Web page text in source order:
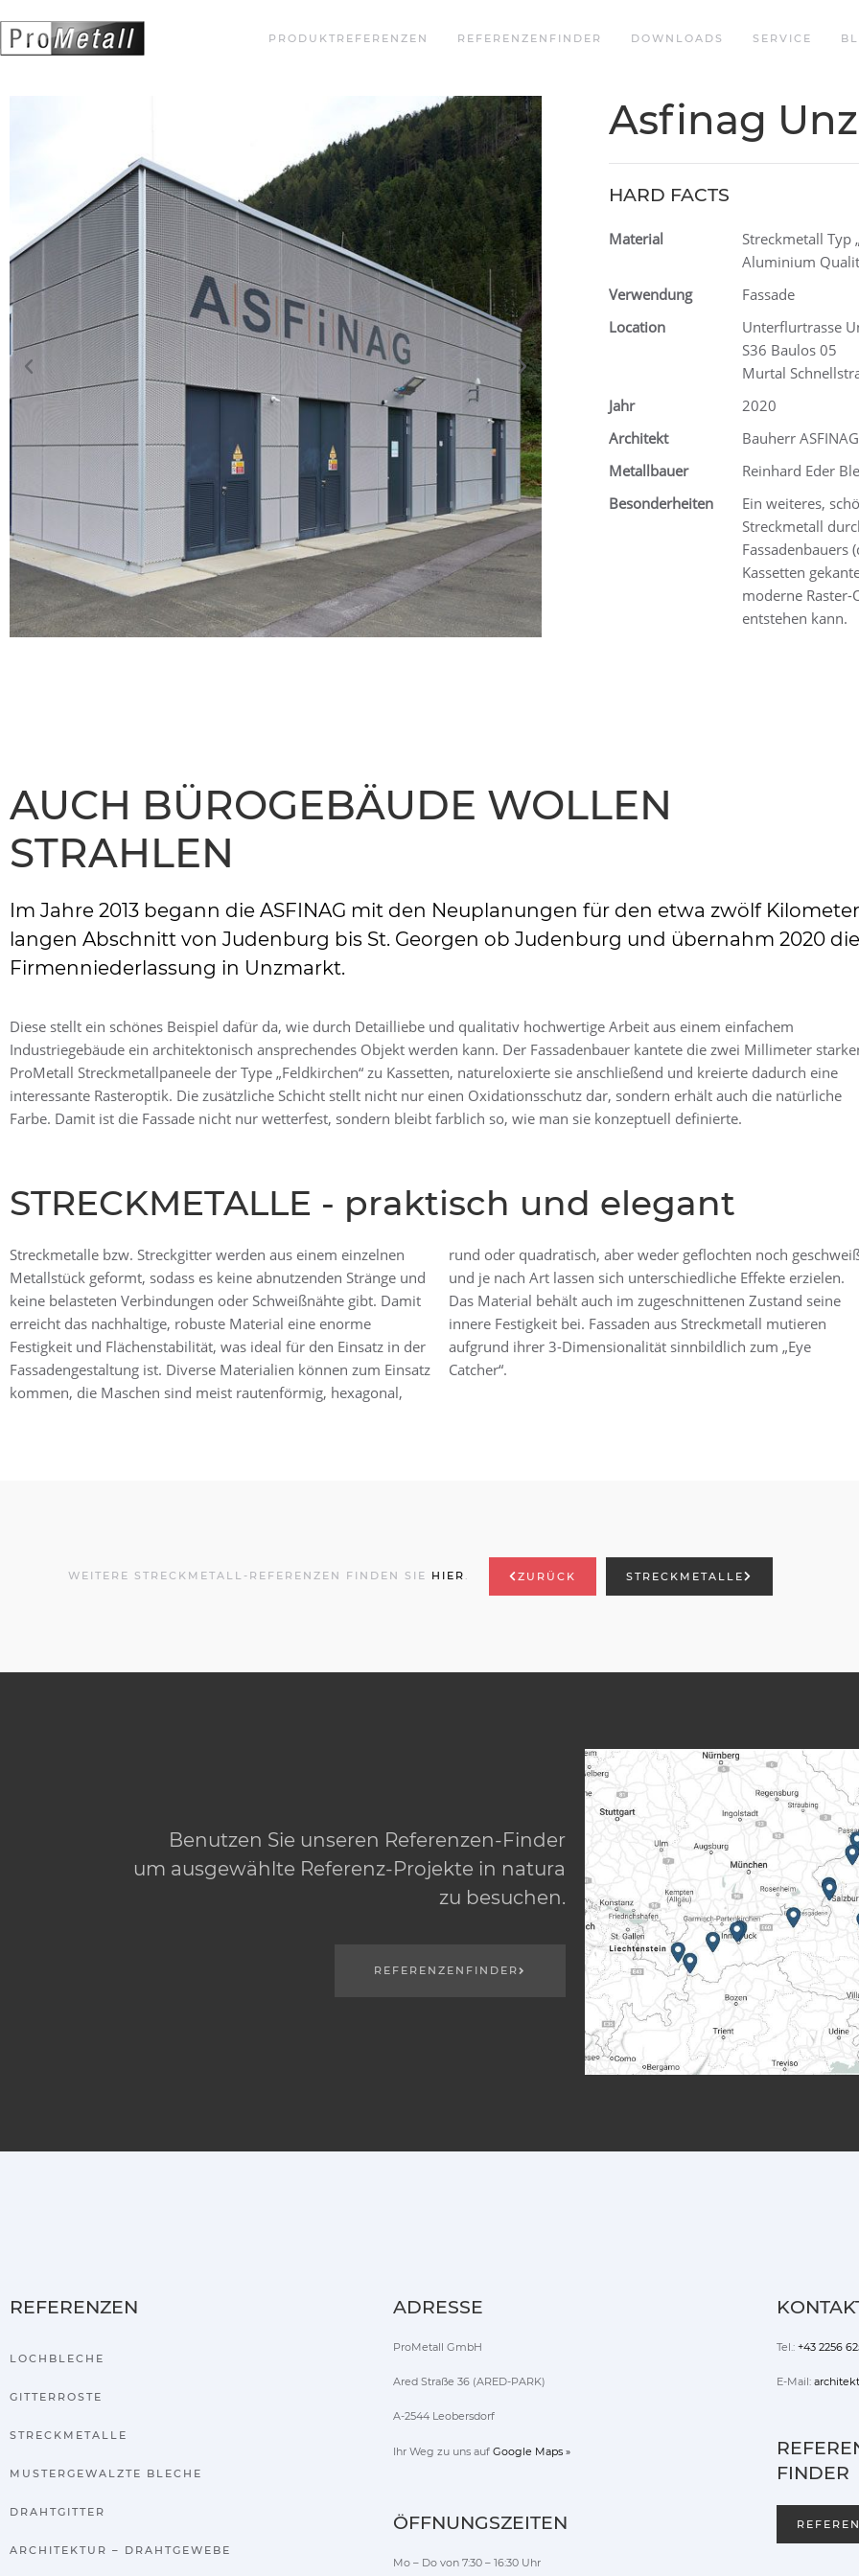
PRODUKTREFERENZEN REFERENZENFINDER DOWNLOADS SERVICE
Asfinag
HARD FACTS
Material
Streckmetall Typ
Aluminium
Verwendung
Fassade
Location
Unterflurtrasse
S36 Baulos 05
Murtal
Jahr
2020
Architekt
Bauherr ASFINAG
Metallbauer
Reinhard Eder
Besonderheiten
Ein weiteres,
Streckmetall
Fassadenbauers
Kassetten
moderne
entstehen kann.
AUCH BÜROGEBÄUDE WOLLEN
STRAHLEN
Im Jahre 2013 begann die ASFINAG mit den Neuplanungen für den etwa zwölf Kilometer
langen Abschnitt von Judenburg bis St. Georgen ob Judenburg und übernahm 2020 die
Firmenniederlassung in Unzmarkt.
Diese stellt ein schönes Beispiel dafür da, wie durch Detailliebe und qualitativ hochwertige Arbeit aus einem einfachem
Industriegebäude ein architektonisch ansprechendes Objekt werden kann. Der Fassadenbauer kantete die zwei Millimeter
ProMetall Streckmetallpaneele der Type „Feldkirchen“ zu Kassetten, natureloxierte sie anschließend und kreierte dadurch eine
interessante Rasteroptik. Die zusätzliche Schicht stellt nicht nur einen Oxidationsschutz dar, sondern erhält auch die natürliche
Farbe. Damit ist die Fassade nicht nur wetterfest, sondern bleibt farblich so, wie man sie konzeptuell definierte.
STRECKMETALLE - praktisch und elegant
Streckmetalle bzw. Streckgitter werden aus einem einzelnen
Metallstück geformt, sodass es keine abnutzenden Stränge und
keine belasteten Verbindungen oder Schweißnähte gibt. Damit
erreicht das nachhaltige, robuste Material eine enorme
Festigkeit und Flächenstabilität, was ideal für den Einsatz in der
Fassadengestaltung ist. Diverse Materialien können zum Einsatz
kommen, die Maschen sind meist rautenförmig, hexagonal,
rund oder quadratisch, aber weder geflochten noch geschweißt
und je nach Art lassen sich unterschiedliche Effekte erzielen.
Das Material behält auch im zugeschnittenen Zustand seine
innere Festigkeit bei. Fassaden aus Streckmetall mutieren
aufgrund ihrer 3-Dimensionalität sinnbildlich zum „Eye
Catcher“.
WEITERE STRECKMETALL-REFERENZEN FINDEN SIE HIER . ZURÜCK STRECKMETALLE
Benutzen Sie unseren Referenzen-Finder
um ausgewählte Referenz-Projekte in natura
zu besuchen.
REFERENZENFINDER
REFERENZEN
LOCHBLECHE
GITTERROSTE
STRECKMETALLE
MUSTERGEWALZTE BLECHE
DRAHTGITTER
ARCHITEKTUR – DRAHTGEWEBE
ADRESSE
ProMetall GmbH
Ared Straße 36 (ARED-PARK)
A-2544 Leobersdorf
Ihr Weg zu uns auf Google Maps »
ÖFFNUNGSZEITEN
Mo – Do von 7:30 – 16:30 Uhr
Tel.: +43 2256
E-Mail:
FINDER